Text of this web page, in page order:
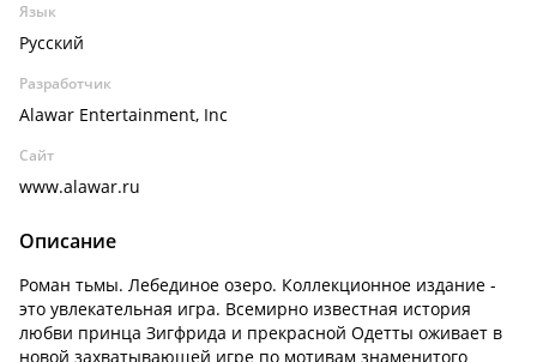
Язык
Русский
Разработчик
Alawar Entertainment, Inc
Сайт
www.alawar.ru
Описание
Роман тьмы. Лебединое озеро. Коллекционное издание -
это увлекательная игра. Всемирно известная история
любви принца Зигфрида и прекрасной Одетты оживает в
новой захватывающей игре по мотивам знаменитого